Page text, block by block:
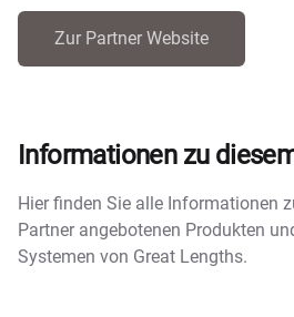
Zur Partner Website
Informationen zu
Hier finden Sie alle Informationen
Partner angebotenen Produkten
Systemen von Great Lengths.